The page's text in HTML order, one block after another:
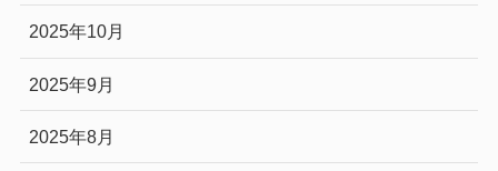
2025年10月
2025年9月
2025年8月